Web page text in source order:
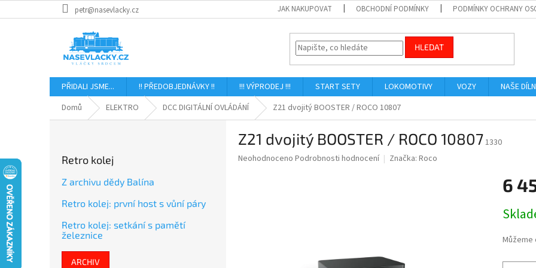
na
petr@nasevlacky.cz JAK NAKUPOVAT OBCHODNÍ PODMÍNKY PODMÍNKY OCHRANY
HLEDAT
PŘIDALI JSME... !! PŘEDOBJEDNÁVKY !! !!! VÝPRODEJ !!! START SETY LOKOMOTIVY VOZY
NAŠE
Domů
ELEKTRO DCC DIGITÁLNÍ OVLÁDÁNÍ Z21 dvojitý BOOSTER / ROCO 10807
Retro kolej
Z archivu dědy Balína
Retro kolej: první host s vůní páry
Retro kolej: setkání s pamětí
železnice
ARCHIV
Z21 dvojitý BOOSTER / ROCO 108071330
Průměrné
Neohodnoceno Podrobnosti hodnocení Značka: Roco
6
cena: